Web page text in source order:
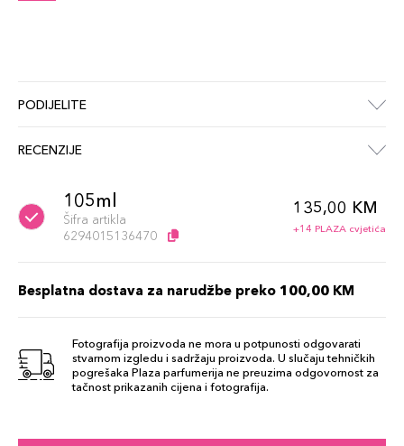
PODIJELITE
RECENZIJE
105ml
Šifra artikla
6294015136470
135,00 KM
+14 PLAZA cvjetića
Besplatna dostava za narudžbe preko 100,00 KM
Fotografija proizvoda ne mora u potpunosti odgovarati
stvarnom izgledu i sadržaju proizvoda. U slučaju tehničkih
pogrešaka Plaza parfumerija ne preuzima odgovornost za
tačnost prikazanih cijena i fotografija.